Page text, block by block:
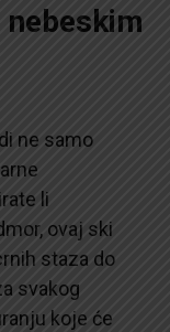
ne samo
li
ovaj ski
staza do
svakog
koje će